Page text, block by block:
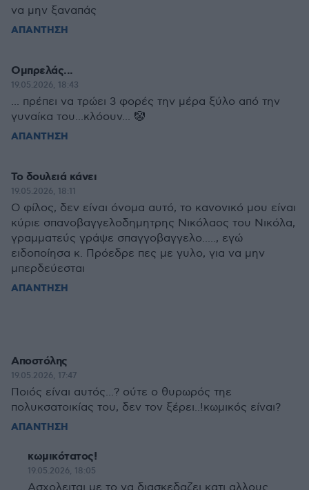
να μην ξαναπάς
ΑΠΑΝΤΗΣΗ
Ομπρελάς...
19.05.2026, 18:43
... πρέπει να τρώει 3 φορές την μέρα ξύλο από την
γυναίκα του...κλόουν... 🤡
ΑΠΑΝΤΗΣΗ
Το δουλειά κάνει
19.05.2026, 18:11
Ο φίλος, δεν είναι όνομα αυτό, το κανονικό μου είναι
κύριε σπανοβαγγελοδημητρης Νικόλαος του Νικόλα,
γραμματεύς γράψε σπαγγοβαγγελο....., εγώ
ειδοποίησα κ. Πρόεδρε πες με γυλο, για να μην
μπερδεύεσται
ΑΠΑΝΤΗΣΗ
Αποστόλης
19.05.2026, 17:47
Ποιός είναι αυτός...? ούτε ο θυρωρός τηε
πολυκσατοικίας του, δεν τον ξέρει..!κωμικός είναι?
ΑΠΑΝΤΗΣΗ
κωμικότατος!
19.05.2026, 18:05